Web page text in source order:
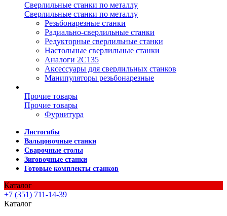
Сверлильные станки по металлу
Сверлильные станки по металлу
Резьбонарезные станки
Радиально-сверлильные станки
Редукторные сверлильные станки
Настольные сверлильные станки
Аналоги 2С135
Аксессуары для сверлильных станков
Манипуляторы резьбонарезные
Прочие товары
Прочие товары
Фурнитура
Листогибы
Вальцовочные станки
Сварочные столы
Зиговочные станки
Готовые комплекты станков
Каталог
+7 (351) 711-14-39
Каталог